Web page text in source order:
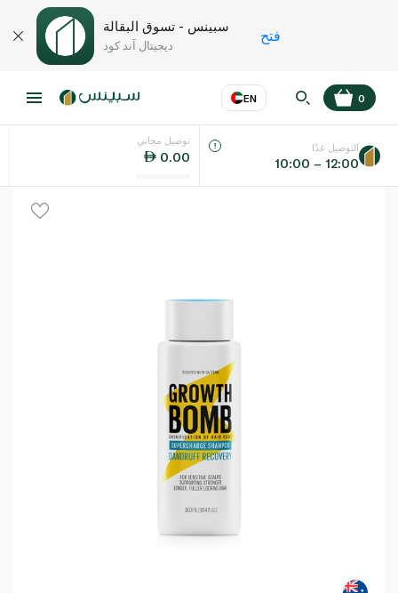
سبينس - تسوق البقالة
ديجيتال آند كود
فتح
EN
اللغة عر
0
توصيل مجاني
0.00
التوصيل غدًا
10:00 – 12:00